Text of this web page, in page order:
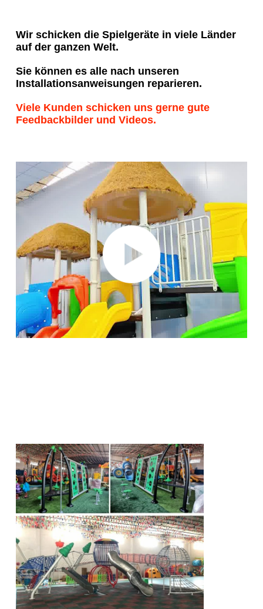
Wir schicken die Spielgeräte in viele Länder
auf der ganzen Welt.
Sie können es alle nach unseren
Installationsanweisungen reparieren.
Viele Kunden schicken uns gerne gute
Feedbackbilder und Videos.